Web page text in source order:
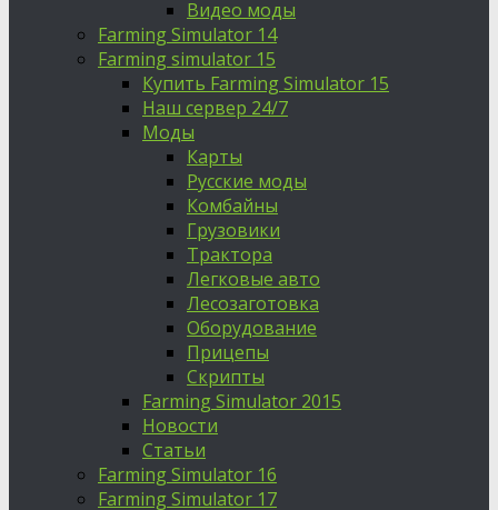
Видео моды
Farming Simulator 14
Farming simulator 15
Купить Farming Simulator 15
Наш сервер 24/7
Моды
Карты
Русские моды
Комбайны
Грузовики
Трактора
Легковые авто
Лесозаготовка
Оборудование
Прицепы
Скрипты
Farming Simulator 2015
Новости
Статьи
Farming Simulator 16
Farming Simulator 17